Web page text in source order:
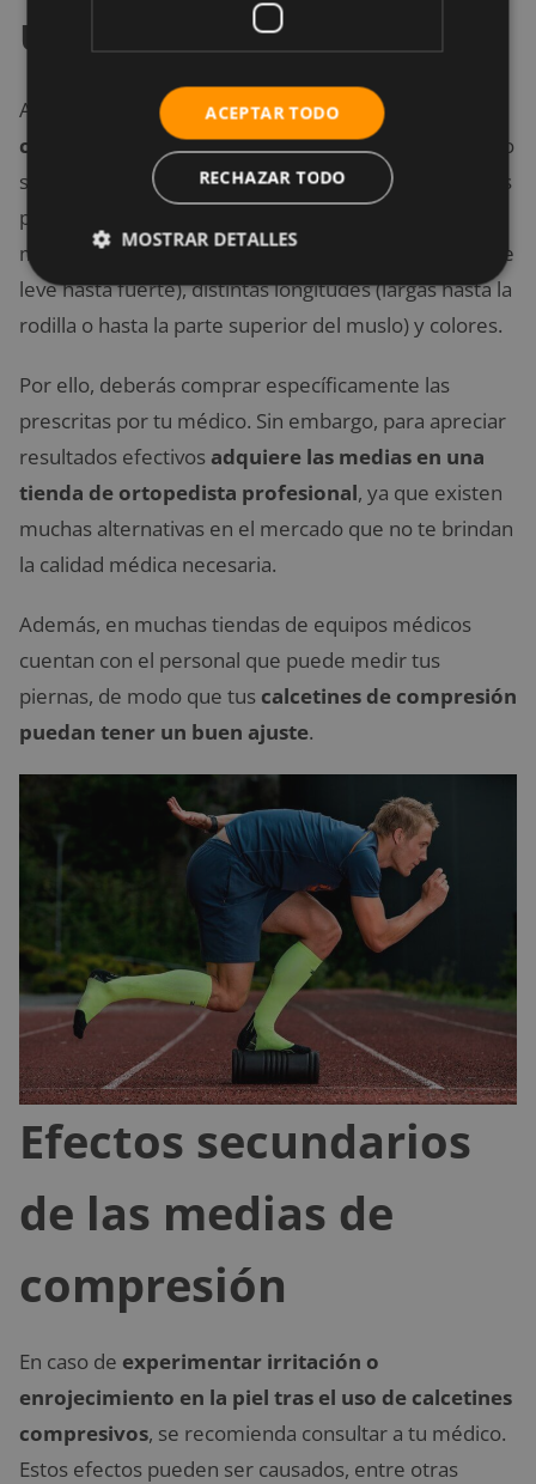
usar?
A pesar de que el efecto de las medias de
compresión pareciera ser el mismo, ayudar al flujo
sanguíneo de tu cuerpo desde la parte inferior de tus
piernas hasta el corazón, existen en el mercado
medias con diferentes fuerzas de compresión (desde
leve hasta fuerte), distintas longitudes (largas hasta la
rodilla o hasta la parte superior del muslo) y colores.
Por ello, deberás comprar específicamente las
prescritas por tu médico. Sin embargo, para apreciar
resultados efectivos adquiere las medias en una
tienda de ortopedista profesional, ya que existen
muchas alternativas en el mercado que no te brindan
la calidad médica necesaria.
Además, en muchas tiendas de equipos médicos
cuentan con el personal que puede medir tus
piernas, de modo que tus calcetines de compresión
puedan tener un buen ajuste.
Efectos secundarios
de las medias de
compresión
En caso de experimentar irritación o
enrojecimiento en la piel tras el uso de calcetines
compresivos, se recomienda consultar a tu médico.
Estos efectos pueden ser causados, entre otras
ACEPTAR TODO
RECHAZAR TODO
MOSTRAR DETALLES